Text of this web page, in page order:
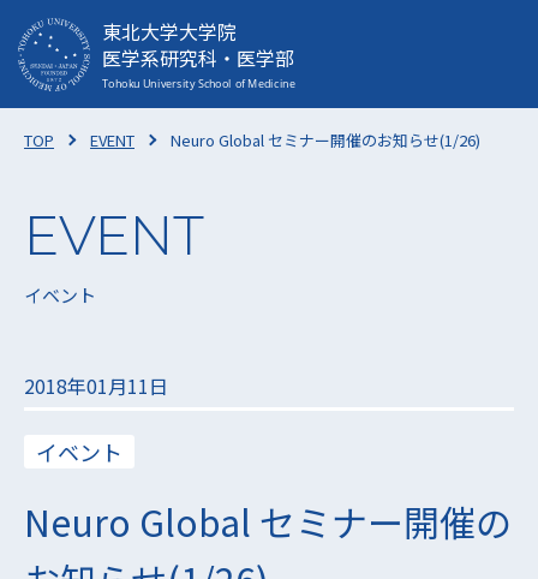
東北大学大学院
医学系研究科・医学部
TOP EVENT Neuro Global セミナー開催のお知らせ(1/26)
イベント
2018年01月11日
イベント
Neuro Global セミナー開催の